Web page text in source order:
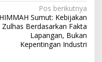
Pos berikutnya
HIMMAH Sumut: Kebijakan
Zulhas Berdasarkan Fakta
Lapangan, Bukan
Kepentingan Industri